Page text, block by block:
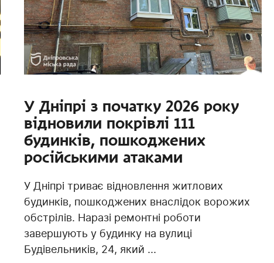
У Дніпрі з початку 2026 року
відновили покрівлі 111
будинків, пошкоджених
російськими атаками
У Дніпрі триває відновлення житлових
будинків, пошкоджених внаслідок ворожих
обстрілів. Наразі ремонтні роботи
завершують у будинку на вулиці
Будівельників, 24, який ...